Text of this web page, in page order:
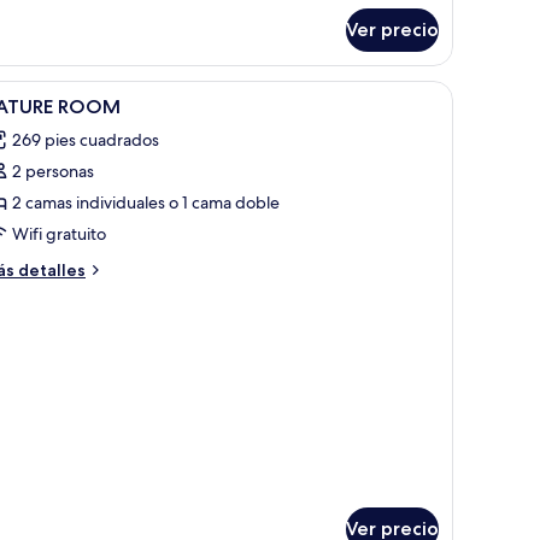
Ver precio
Habitación de hotel con una cama grande,
2 ROOM
269 pies cuadrados
2 personas
2 camas individuales o 1 cama doble
Wifi gratuito
detalles
Ver precio